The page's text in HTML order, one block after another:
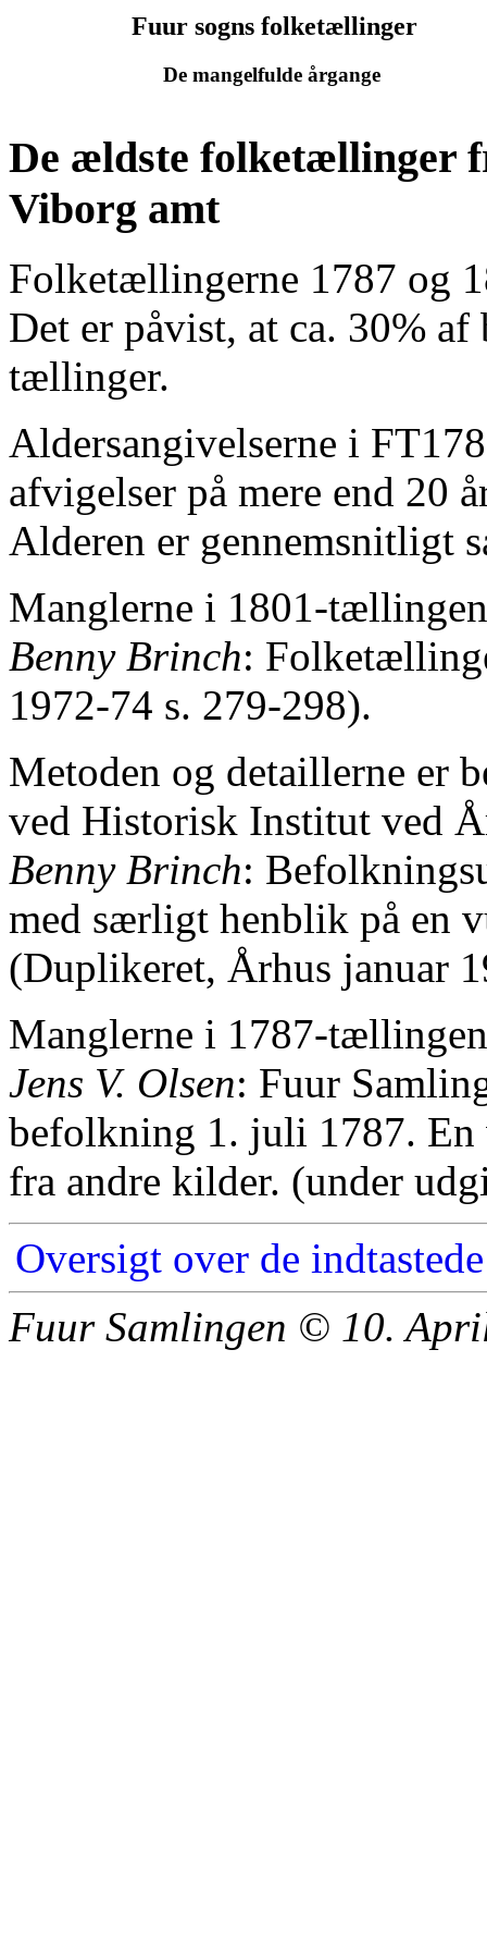
Fuur sogns folketællinger
De mangelfulde årgange
De ældste folketællinger
Viborg amt
Folketællingerne 1787 og
Det er påvist, at ca. 30%
tællinger.
Aldersangivelserne i
afvigelser på mere end 20
Alderen er gennemsnitligt
Manglerne i 1801-
Benny Brinch:
1972-74 s. 279-298).
Metoden og detaillerne er
ved Historisk Institut ved
Benny Brinch:
med særligt henblik på en
(Duplikeret, Århus januar
Manglerne i 1787-
Jens V. Olsen: Fuur
befolkning 1. juli 1787.
fra andre kilder. (under
Oversigt over de
Fuur Samlingen © 10.